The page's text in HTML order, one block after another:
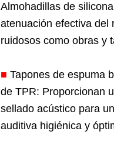
Almohadillas de
atenuación efectiva del
ruidosos como obras y
■ Tapones de espuma
de TPR: Proporcionan
sellado acústico para
auditiva higiénica y